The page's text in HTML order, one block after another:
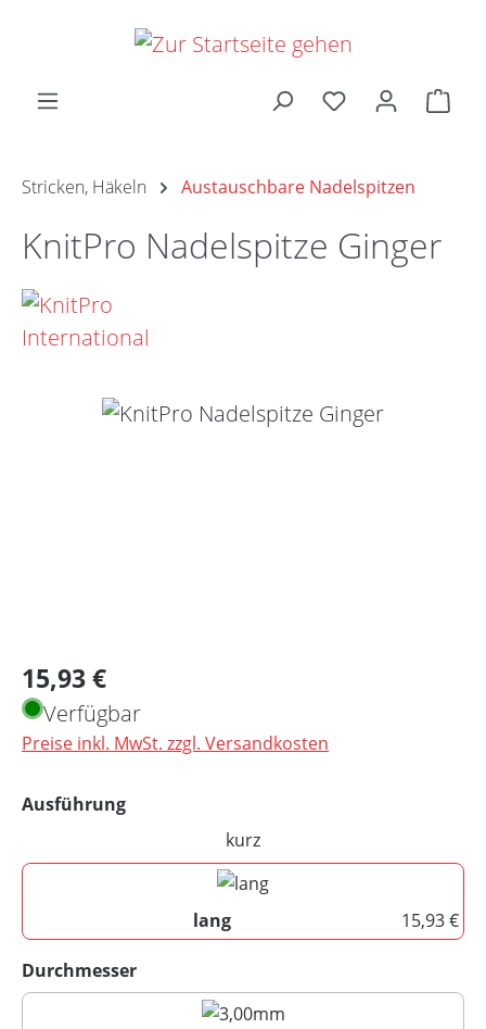
Zum Hauptinhalt springen
Stricken, Häkeln Austauschbare Nadelspitzen
KnitPro Nadelspitze Ginger
Bildergalerie überspringen
Regulärer Preis:
15,93 €
Verfügbar
Preise inkl. MwSt. zzgl. Versandkosten
Ausführungauswählen
kurz(Diese Option ist zurzeit nicht
lang
15,93 €
Durchmesserauswählen